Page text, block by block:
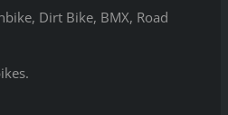
Dirt Bike, BMX, Road